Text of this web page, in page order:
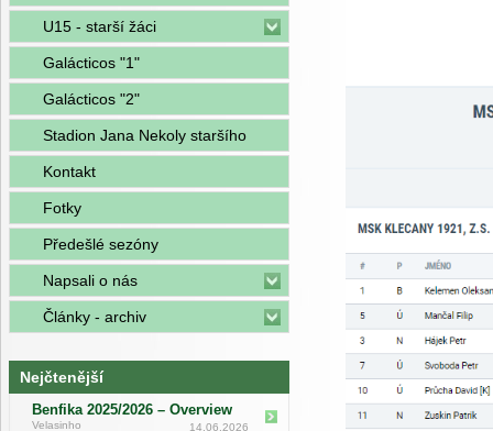
U15 - starší žáci
Galácticos "1"
Galácticos "2"
Stadion Jana Nekoly staršího
Kontakt
Fotky
Předešlé sezóny
Napsali o nás
Články - archiv
Nejčtenější
Benfika 2025/2026 – Overview
Velasinho 14.06.2026